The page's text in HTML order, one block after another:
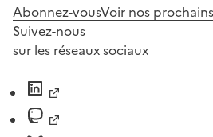
Abonnez-vousVoir nos
Suivez-nous
sur les réseaux sociaux